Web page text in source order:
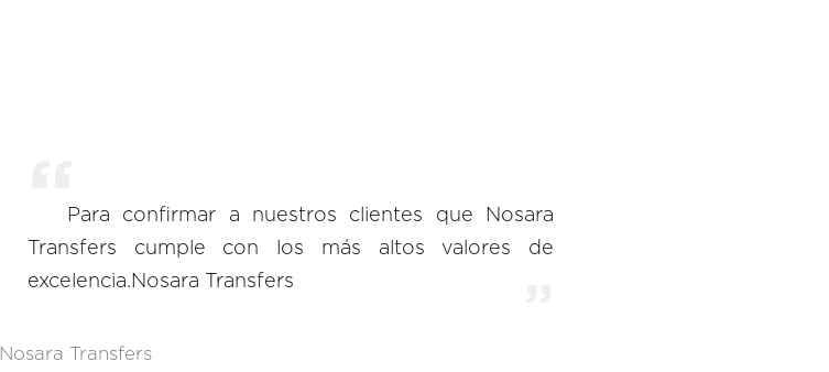
Para confirmar a nuestros clientes que Nosara
Transfers cumple con los más altos valores de
excelencia.Nosara Transfers
Nosara Transfers